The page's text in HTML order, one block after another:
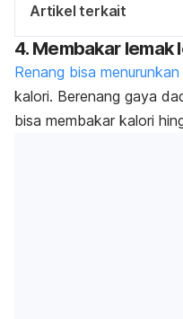
Artikel terkait
4. Membakar
Renang bisa
kalori. Berenang gaya
bisa membakar kalori